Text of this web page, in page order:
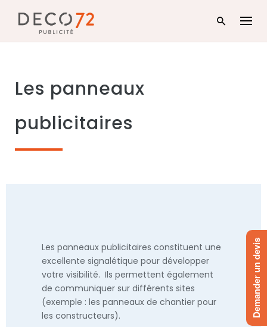
Les panneaux
publicitaires
Les panneaux publicitaires constituent une
excellente signalétique pour développer
votre visibilité. Ils permettent également
de communiquer sur différents sites
(exemple : les panneaux de chantier pour
les constructeurs).
Demander un devis